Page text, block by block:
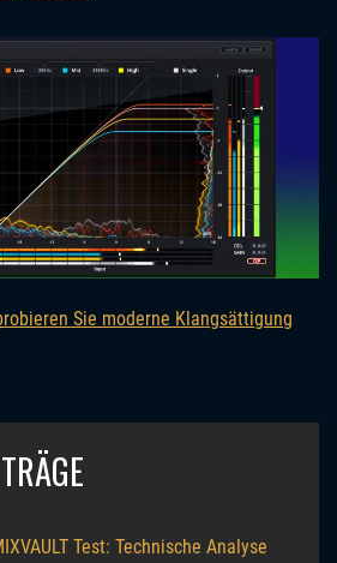
Sie moderne Klangsättigung
Test: Technische Analyse